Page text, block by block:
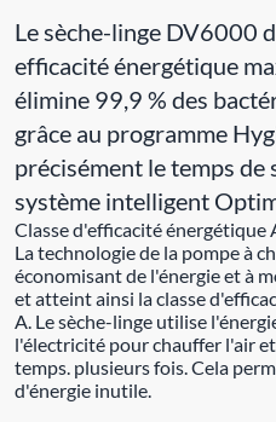
Le sèche-linge DV6000
efficacité énergétique
élimine 99,9 % des
grâce au programme
précisément le temps de
système intelligent
Classe d'efficacité énergétique
La technologie de la pompe à
économisant de l'énergie et à
et atteint ainsi la classe
A. Le sèche-linge utilise
l'électricité pour chauffer l'air
temps. plusieurs fois. Cela
d'énergie inutile.